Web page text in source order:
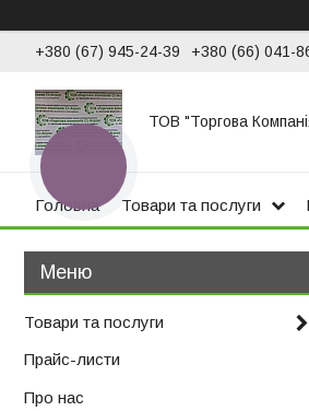
+380 (67) 945-24-39 +380 (66) 041-
ТОВ "Торгова
Головна Товари та послуги
Товари та послуги
Прайс-листи
Про нас